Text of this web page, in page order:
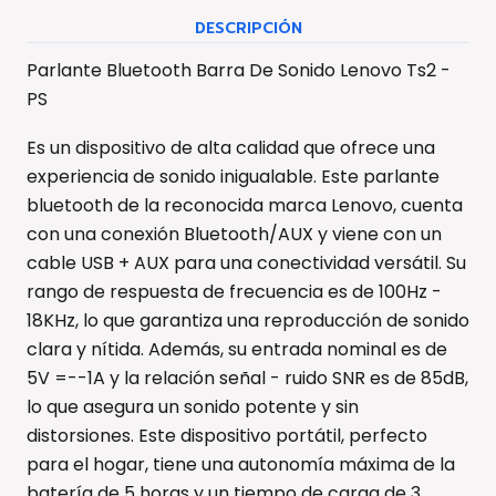
DESCRIPCIÓN
Parlante Bluetooth Barra De Sonido Lenovo Ts2 -
PS
Es un dispositivo de alta calidad que ofrece una
experiencia de sonido inigualable. Este parlante
bluetooth de la reconocida marca Lenovo, cuenta
con una conexión Bluetooth/AUX y viene con un
cable USB + AUX para una conectividad versátil. Su
rango de respuesta de frecuencia es de 100Hz -
18KHz, lo que garantiza una reproducción de sonido
clara y nítida. Además, su entrada nominal es de
5V =--1A y la relación señal - ruido SNR es de 85dB,
lo que asegura un sonido potente y sin
distorsiones. Este dispositivo portátil, perfecto
para el hogar, tiene una autonomía máxima de la